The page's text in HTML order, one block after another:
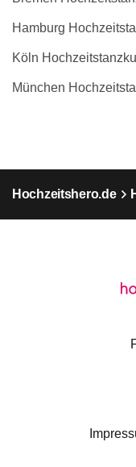
Hamburg
Köln
München
Hochzeitshero.de